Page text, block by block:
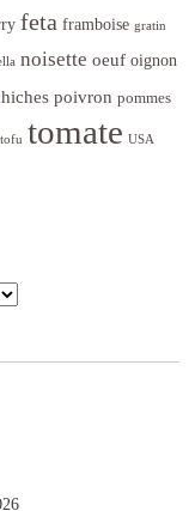
feta framboise gratin
noisette oeuf oignon
poivron pommes
tofu tomate USA